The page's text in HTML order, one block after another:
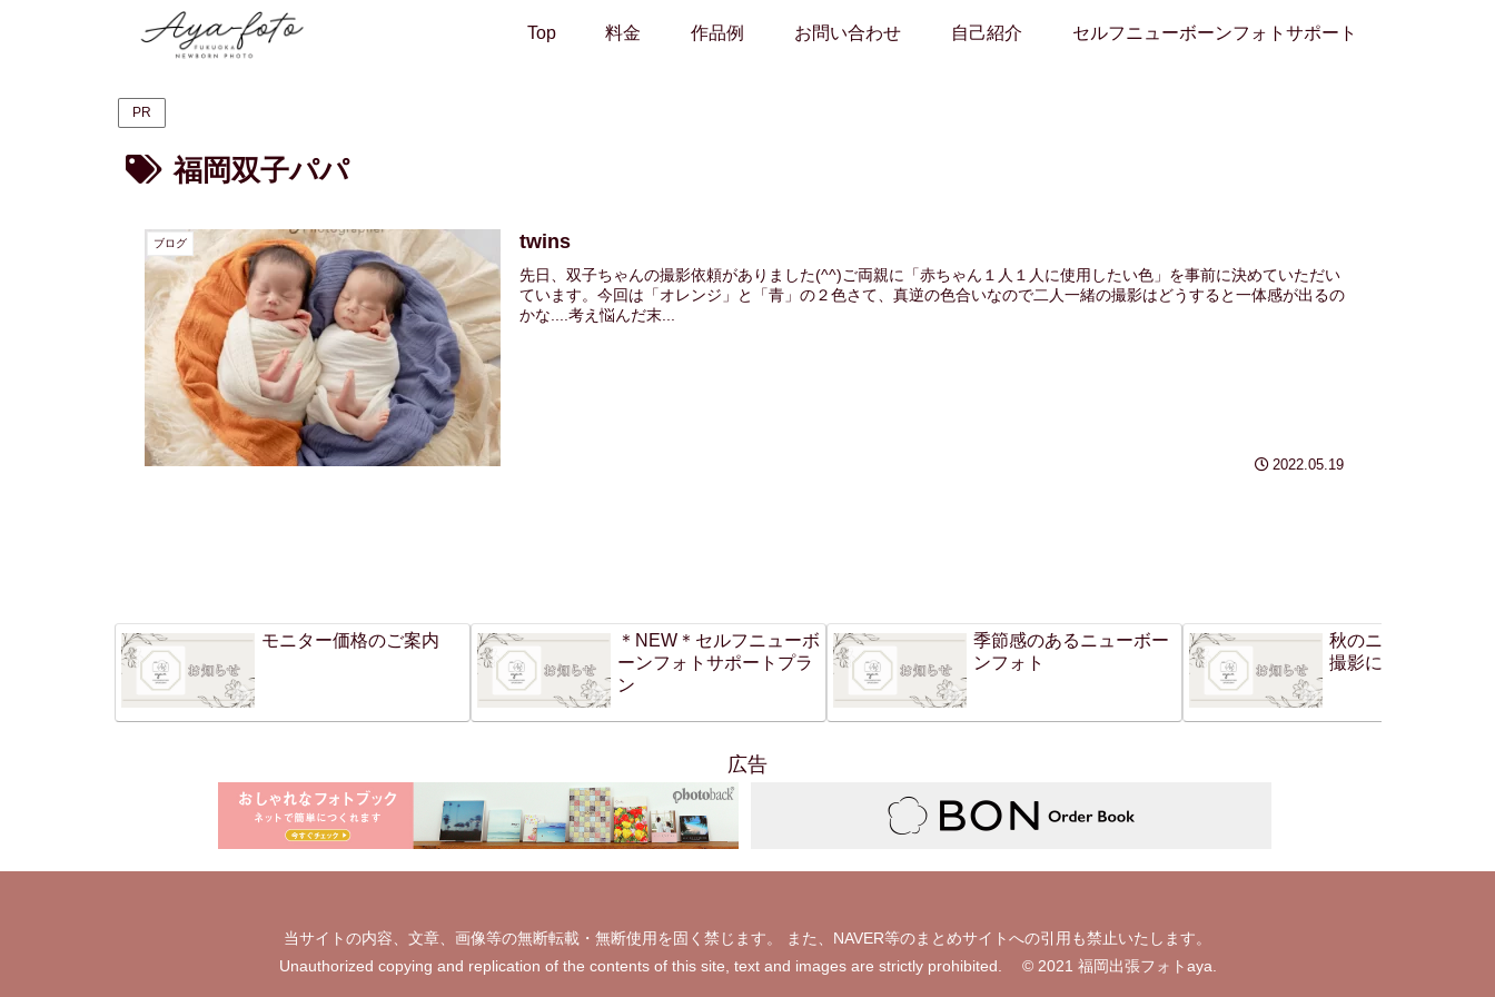
Top 料金 作品例 お問い合わせ 自己紹介 セルフニューボーンフォトサポート
PR
福岡双子パパ
ブログ twins
先日、双子ちゃんの撮影依頼がありました(^^)ご両親に「赤ちゃん１人１人に使用したい色」を事前に決めていただい
ています。今回は「オレンジ」と「青」の２色さて、真逆の色合いなので二人一緒の撮影はどうすると一体感が出るの
かな....考え悩んだ末...
2022.05.19
モニター価格のご案内
＊NEW＊セルフニューボ
ーンフォトサポートプラ
ン
季節感のあるニューボー
ンフォト
秋のニューボーンフ
撮影について
広告
当サイトの内容、文章、画像等の無断転載・無断使用を固く禁じます。 また、NAVER等のまとめサイトへの引用も禁止いたします。
Unauthorized copying and replication of the contents of this site, text and images are strictly prohibited. © 2021 福岡出張フォトaya.